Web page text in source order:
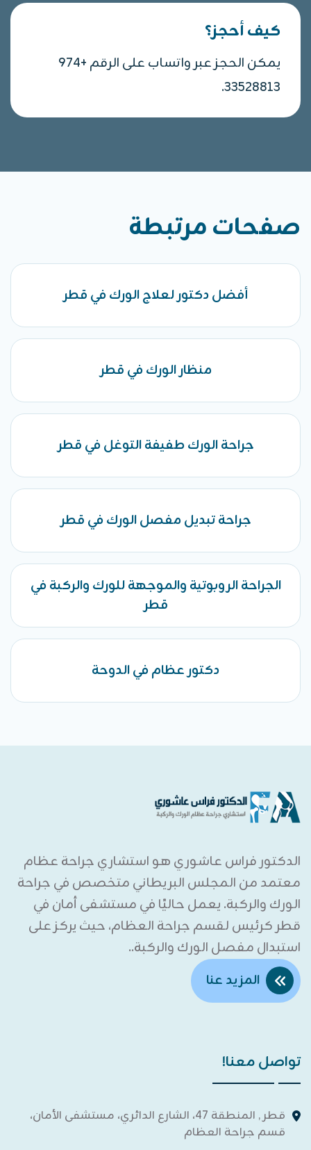
كيف أحجز؟
يمكن الحجز عبر واتساب على الرقم +974
33528813.
صفحات مرتبطة
أفضل دكتور لعلاج الورك في قطر
منظار الورك في قطر
جراحة الورك طفيفة التوغل في قطر
جراحة تبديل مفصل الورك في قطر
الجراحة الروبوتية والموجهة للورك والركبة في
قطر
دكتور عظام في الدوحة
الدكتور فراس عاشوري هو استشاري جراحة عظام
معتمد من المجلس البريطاني متخصص في جراحة
الورك والركبة. يعمل حاليًا في مستشفى أمان في
قطر كرئيس لقسم جراحة العظام، حيث يركز على
استبدال مفصل الورك والركبة..
المزيد عنا
تواصل معنا!
قطر , المنطقة 47، الشارع الدائري، مستشفى الأمان،
قسم جراحة العظام